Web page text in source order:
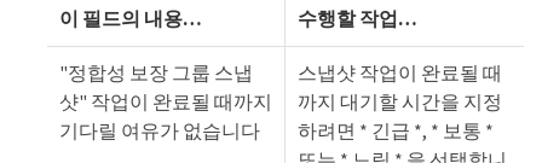
이 필드의 내용…​ 수행할 작업…​
"정합성 보장 그룹 스냅
샷" 작업이 완료될 때까지
기다릴 여유가 없습니다
스냅샷 작업이 완료될 때
까지 대기할 시간을 지정
하려면 * 긴급 *, * 보통 *